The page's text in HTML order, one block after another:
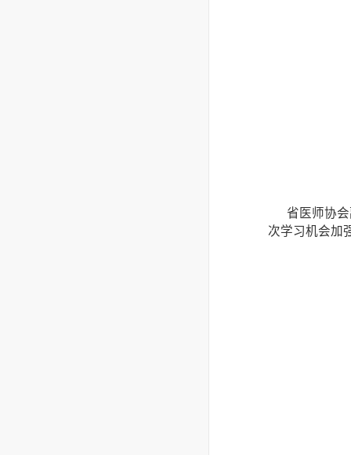
省医师协
次学习机会加